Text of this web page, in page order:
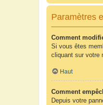
Paramètres
Comment
Si vous êtes
cliquant sur votre
Haut
Comment
Depuis votre